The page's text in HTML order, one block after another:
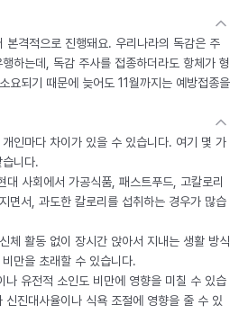
본격적으로 진행돼요. 우리나라의 독감은 주
하는데, 독감 주사를 접종하더라도 항체가 형
요되기 때문에 늦어도 11월까지는 예방접종을
인마다 차이가 있을 수 있습니다. 여기 몇 가
니다.
대 사회에서 가공식품, 패스트푸드, 고칼로리
면서, 과도한 칼로리를 섭취하는 경우가 많습
체 활동 없이 장시간 앉아서 지내는 생활 방식
만을 초래할 수 있습니다.
유전적 소인도 비만에 영향을 미칠 수 있습
신진대사율이나 식욕 조절에 영향을 줄 수 있